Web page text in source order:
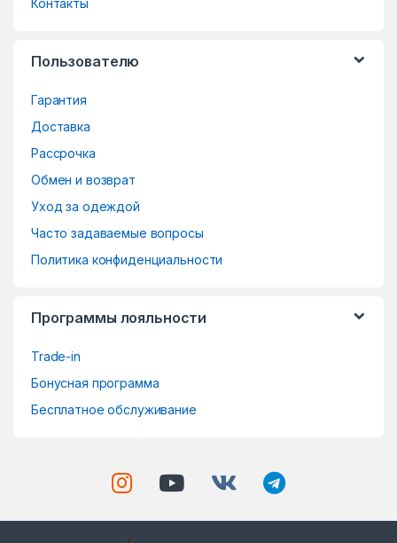
Контакты
Пользователю
Гарантия
Доставка
Рассрочка
Обмен и возврат
Уход за одеждой
Часто задаваемые вопросы
Политика конфиденциальности
Программы лояльности
Trade-in
Бонусная программа
Бесплатное обслуживание